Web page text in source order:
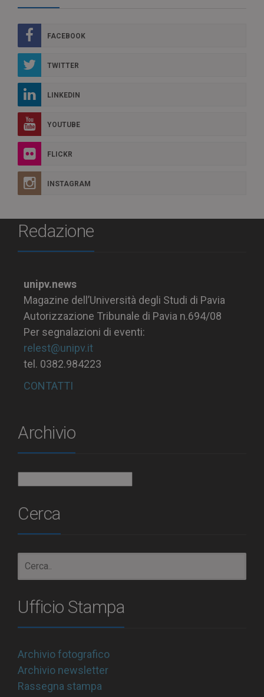
FACEBOOK
TWITTER
LINKEDIN
YOUTUBE
FLICKR
INSTAGRAM
Redazione
unipv.news
Magazine dell’Università degli Studi di Pavia
Autorizzazione Tribunale di Pavia n.694/08
Per segnalazioni di eventi:
relest@unipv.it
tel. 0382.984223
CONTATTI
Archivio
Cerca
Ufficio Stampa
Archivio fotografico
Archivio newsletter
Rassegna stampa